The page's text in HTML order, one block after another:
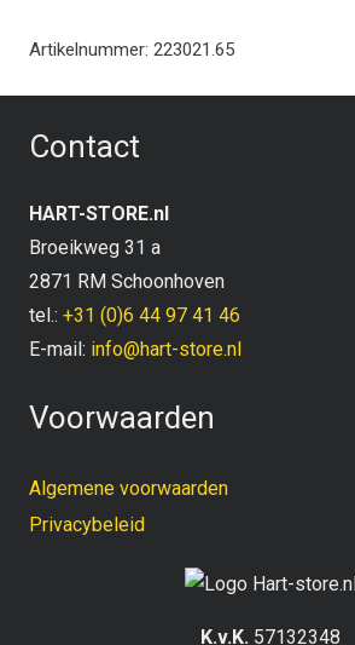
Artikelnummer: 223021.65
Contact
HART-STORE.nl
Broeikweg 31 a
2871 RM Schoonhoven
tel.: +31 (0)6 44 97 41 46
E-mail: info@hart-store.nl
Voorwaarden
Algemene voorwaarden
Privacybeleid
K.v.K. 57132348